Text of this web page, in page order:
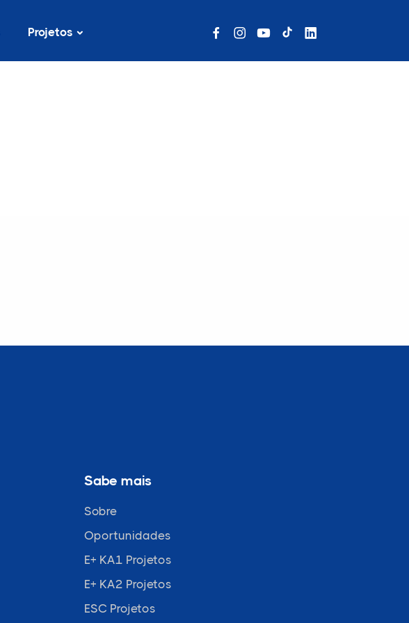
Projetos
Sabe mais
Sobre
Oportunidades
E+ KA1 Projetos
E+ KA2 Projetos
ESC Projetos